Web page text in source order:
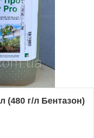
(480 г/л Бентазон)